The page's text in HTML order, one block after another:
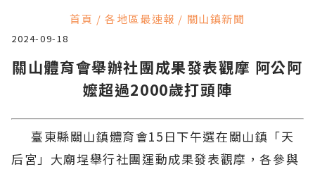
首頁 / 各地區最速報 / 關山鎮新聞
2024-09-18
關山體育會舉辦社團成果發表觀摩 阿公阿
嬤超過2000歲打頭陣
臺東縣關山鎮體育會15日下午選在關山鎮「天
后宮」大廟埕舉行社團運動成果發表觀摩，各參與